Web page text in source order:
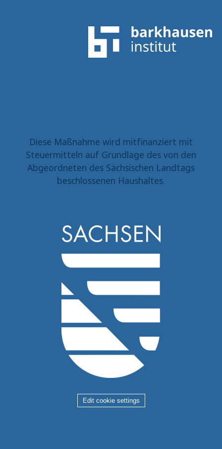
Diese Maßnahme wird mitfinanziert mit
Steuermitteln auf Grundlage des von den
Abgeordneten des Sächsischen Landtags
beschlossenen Haushaltes.
Edit cookie settings